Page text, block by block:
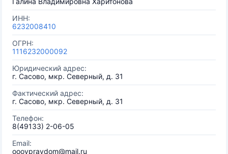
ИНН:
6232008410
ОГРН:
1116232000092
Юридический адрес:
г. Сасово, мкр. Северный, д. 31
Фактический адрес:
г. Сасово, мкр. Северный, д. 31
Телефон:
8(49133) 2-06-05
Email:
oooypravdom@mail.ru